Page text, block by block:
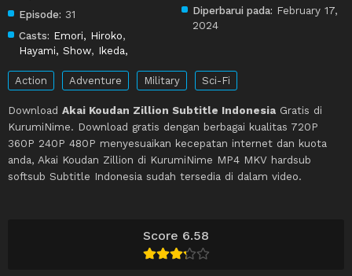
Score 6.58
Episode: 31
Casts: Emori, Hiroko,
Hayami, Show, Ikeda,
Diperbarui pada: February 17,
2024
Action Adventure Military Sci-Fi
Download Akai Koudan Zillion Subtitle Indonesia Gratis di
KurumiNime. Download gratis dengan berbagai kualitas 720P
360P 240P 480P menyesuaikan kecepatan internet dan kuota
anda, Akai Koudan Zillion di KurumiNime MP4 MKV hardsub
softsub Subtitle Indonesia sudah tersedia di dalam video.